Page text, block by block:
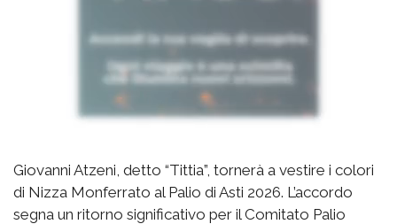
Giovanni Atzeni, detto “Tittia”, tornerà a vestire i colori
di Nizza Monferrato al Palio di Asti 2026. L’accordo
segna un ritorno significativo per il Comitato Palio